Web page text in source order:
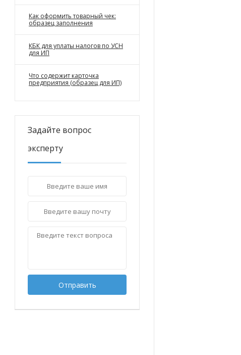
Как оформить товарный чек:
образец заполнения
КБК для уплаты налогов по УСН
для ИП
Что содержит карточка
предприятия (образец для ИП)
Задайте вопрос
эксперту